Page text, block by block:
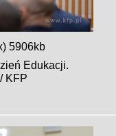
5906kb
Edukacji.
KFP